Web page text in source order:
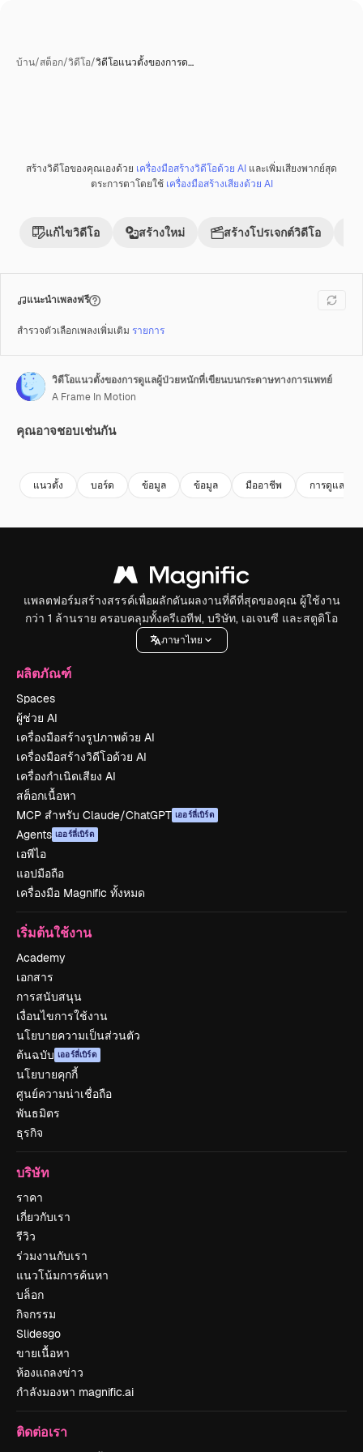
บ้าน/สต็อก/วิดีโอ/วิดีโอแนวตั้งของการด…
พรีเมี่ยม
สร้างวิดีโอของคุณเองด้วย เครื่องมือสร้างวิดีโอด้วย AI และเพิ่มเสียงพากย์สุด
ตระการตาโดยใช้ เครื่องมือสร้างเสียงด้วย AI
แก้ไขวิดีโอ สร้างใหม่ สร้างโปรเจกต์วิดีโอ
แนะนำเพลงฟรี
สำรวจตัวเลือกเพลงเพิ่มเติม รายการ
วิดีโอแนวตั้งของการดูแลผู้ป่วยหนักที่เขียนบนกระดาษทางการแพทย์
A Frame In Motion
คุณอาจชอบเช่นกัน
แนวตั้ง บอร์ด ข้อมูล ข้อมูล มืออาชีพ การดูแลสุข
แพลตฟอร์มสร้างสรรค์เพื่อผลักดันผลงานที่ดีที่สุดของคุณ ผู้ใช้งาน
กว่า 1 ล้านราย ครอบคลุมทั้งครีเอทีฟ, บริษัท, เอเจนซี และสตูดิโอ
ภาษาไทย
ผลิตภัณฑ์
Spaces
ผู้ช่วย AI
เครื่องมือสร้างรูปภาพด้วย AI
เครื่องมือสร้างวิดีโอด้วย AI
เครื่องกำเนิดเสียง AI
สต็อกเนื้อหา
MCP สำหรับ Claude/ChatGPT เออร์ลี่เบิร์ด
Agents เออร์ลี่เบิร์ด
เอพีไอ
แอปมือถือ
เครื่องมือ Magnific ทั้งหมด
เริ่มต้นใช้งาน
Academy
เอกสาร
การสนับสนุน
เงื่อนไขการใช้งาน
นโยบายความเป็นส่วนตัว
ต้นฉบับ เออร์ลี่เบิร์ด
นโยบายคุกกี้
ศูนย์ความน่าเชื่อถือ
พันธมิตร
ธุรกิจ
บริษัท
ราคา
เกี่ยวกับเรา
รีวิว
ร่วมงานกับเรา
แนวโน้มการค้นหา
บล็อก
กิจกรรม
Slidesgo
ขายเนื้อหา
ห้องแถลงข่าว
กำลังมองหา magnific.ai
ติดต่อเรา